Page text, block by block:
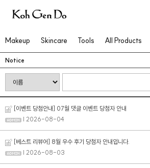
Makeup Skincare Tools All Products
Notice
[이벤트 당첨안내] 07월 댓글 이벤트 당첨자 안내
| 2026-08-04
[베스트 리뷰어] 8월 우수 후기 당첨자 안내입니다.
| 2026-08-03